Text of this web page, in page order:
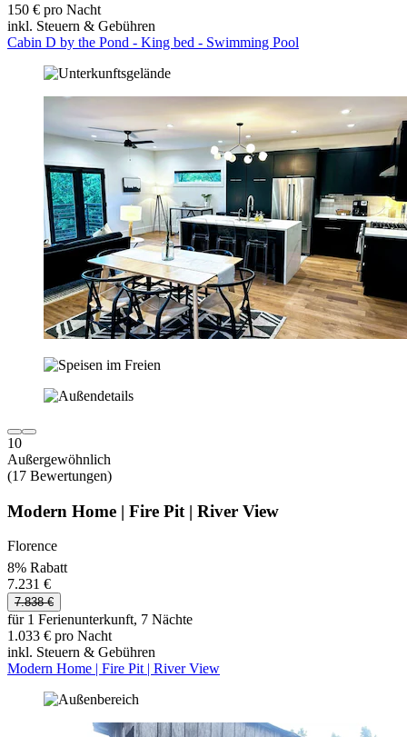
150 € pro Nacht
inkl. Steuern & Gebühren
Cabin D by the Pond - King bed - Swimming Pool
10
Außergewöhnlich
(17 Bewertungen)
Modern Home | Fire Pit | River View
Florence
8% Rabatt
7.231 €
7.838 €
für 1 Ferienunterkunft, 7 Nächte
1.033 € pro Nacht
inkl. Steuern & Gebühren
Modern Home | Fire Pit | River View